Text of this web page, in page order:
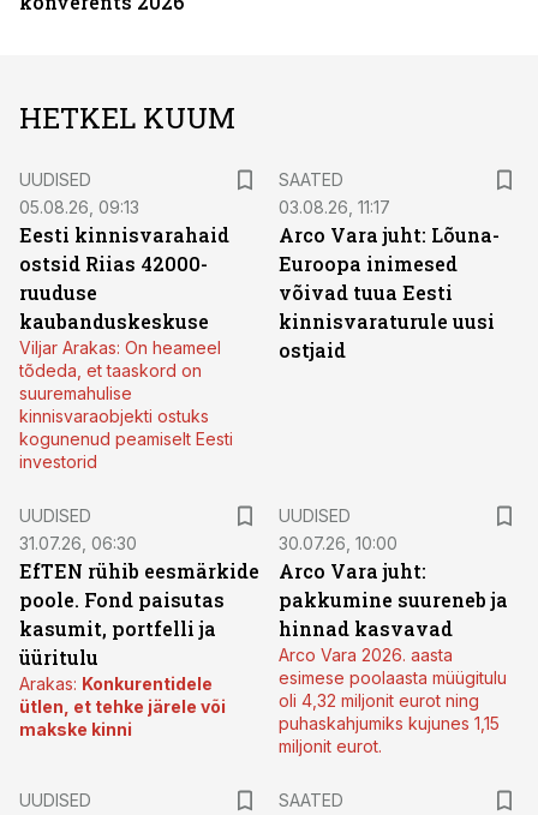
HETKEL KUUM
UUDISED
05.08.26, 09:13
Eesti kinnisvarahaid
ostsid Riias 42000-
ruuduse
kaubanduskeskuse
Viljar Arakas: On heameel
tõdeda, et taaskord on
suuremahulise
kinnisvaraobjekti ostuks
kogunenud peamiselt Eesti
investorid
SAATED
03.08.26, 11:17
Arco Vara juht: Lõuna-
Euroopa inimesed
võivad tuua Eesti
kinnisvaraturule uusi
ostjaid
UUDISED
31.07.26, 06:30
EfTEN rühib eesmärkide
poole. Fond paisutas
kasumit, portfelli ja
üüritulu
Arakas: Konkurentidele
ütlen, et tehke järele või
makske kinni
UUDISED
30.07.26, 10:00
Arco Vara juht:
pakkumine suureneb ja
hinnad kasvavad
Arco Vara 2026. aasta
esimese poolaasta müügitulu
oli 4,32 miljonit eurot ning
puhaskahjumiks kujunes 1,15
miljonit eurot.
UUDISED
SAATED